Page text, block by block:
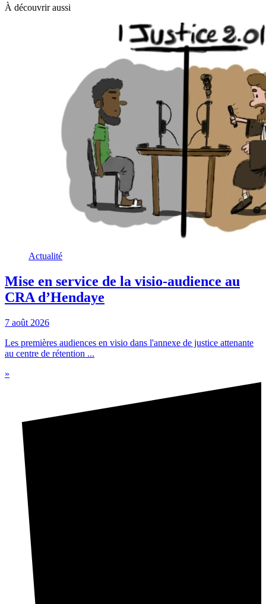
À découvrir aussi
Actualité
Mise en service de la visio-audience au
CRA d’Hendaye
7 août 2026
Les premières audiences en visio dans l'annexe de justice attenante
au centre de rétention ...
»